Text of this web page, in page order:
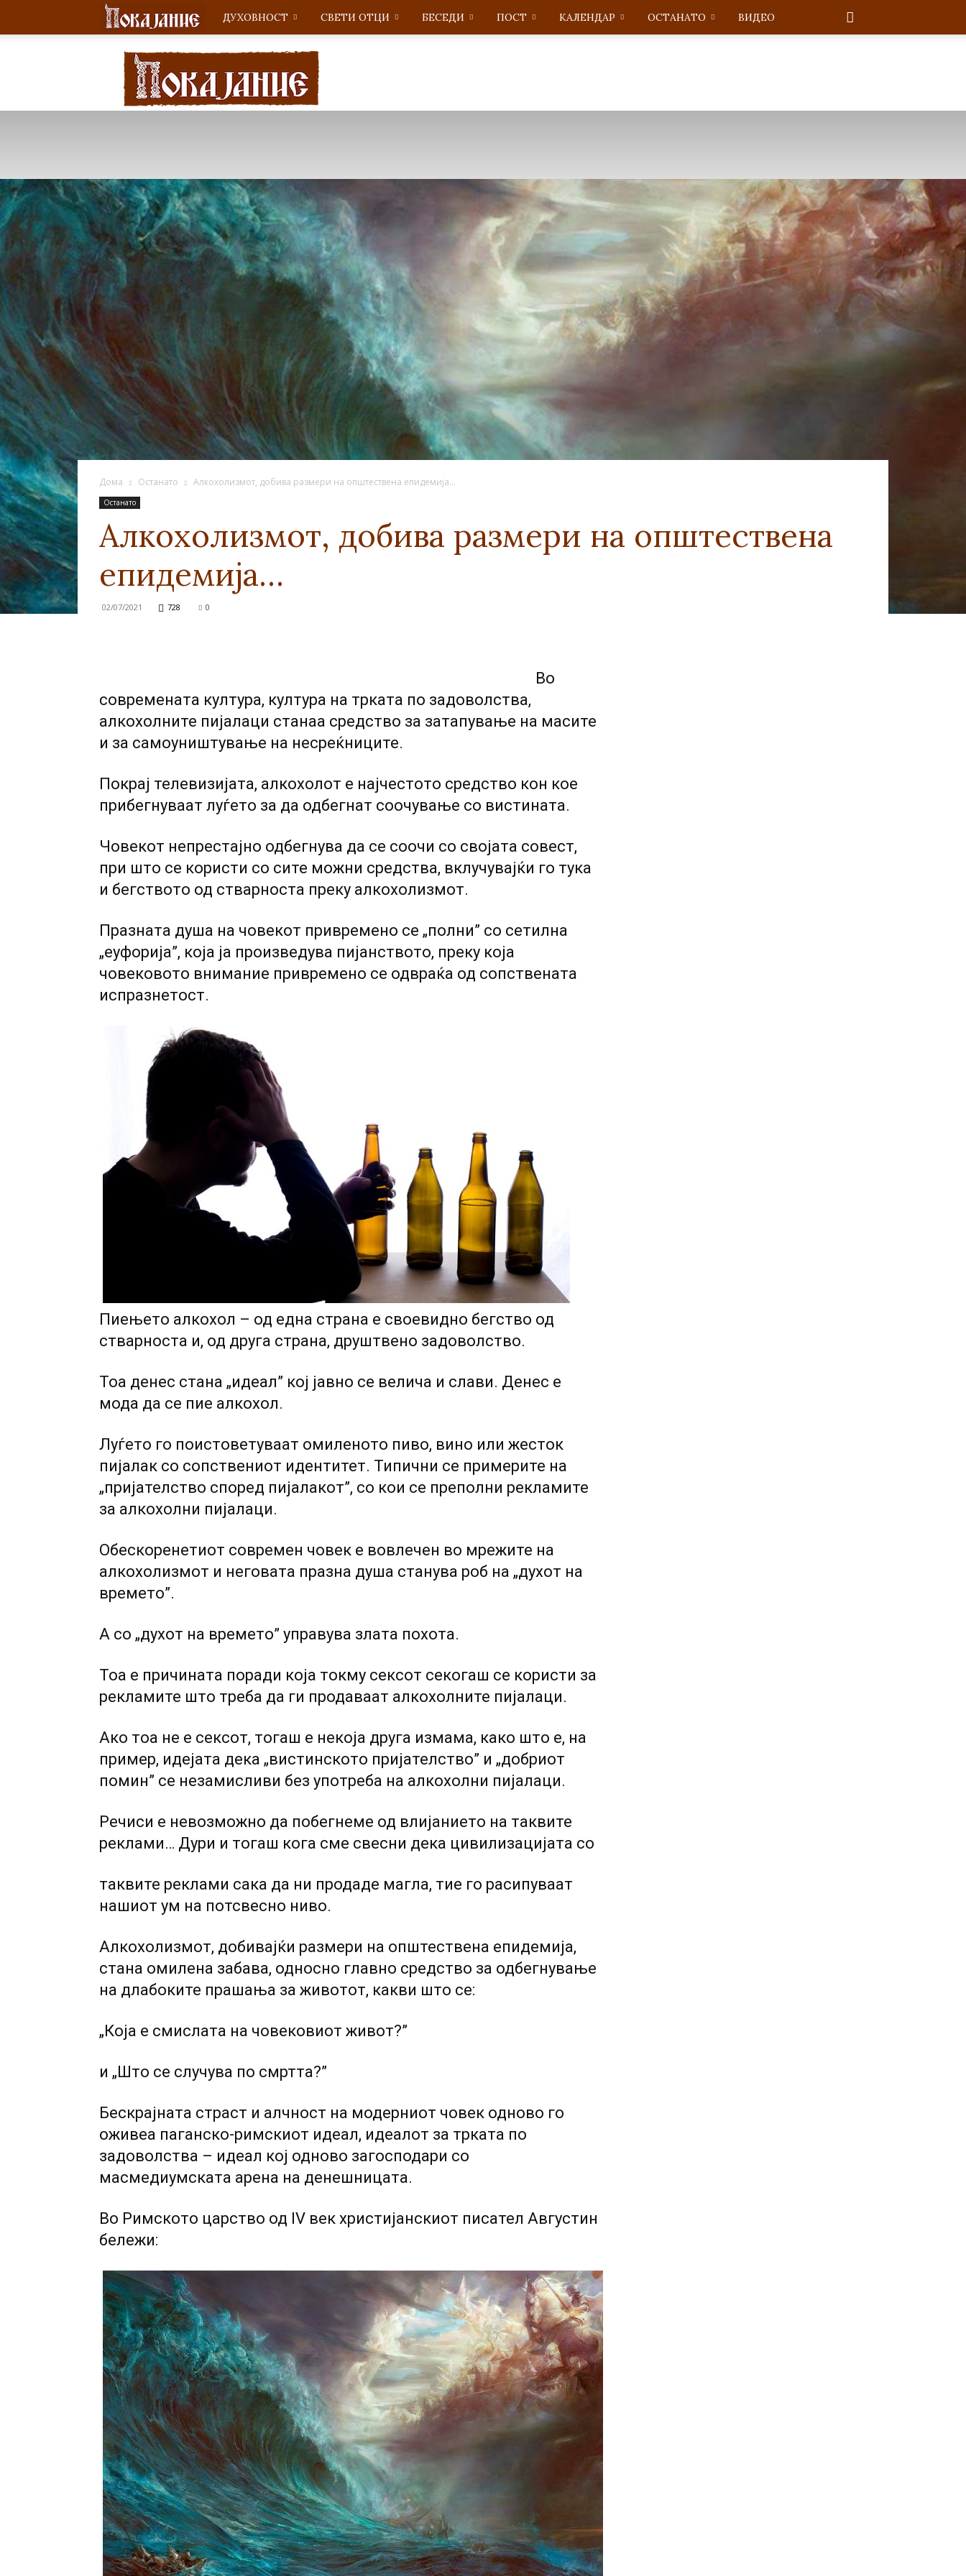
ДУХОВНОСТ СВЕТИ ОТЦИ БЕСЕДИ ПОСТ KАЛЕНДАР ОСТАНАТО ВИДЕО
Покајание
Дома Останато Алкохолизмот, добива размери на општествена епидемија…
Останато
Алкохолизмот, добива размери на општествена
епидемија…
02/07/2021 728 0
Во
современата култура, култура на трката по задоволства,
алкохолните пијалаци станаа средство за затапување на масите
и за самоуништување на несреќниците.
Покрај телевизијата, алкохолот е најчестото средство кон кое
прибегнуваат луѓето за да одбегнат соочување co вистината.
Човекот непрестајно одбегнува да се соочи co својата совест,
при што се користи co сите можни средства, вклучувајќи го тука
и бегството од стварноста преку алкохолизмот.
Празната душа на човекот привремено се „полни” co сетилна
„еуфорија”, која ја произведува пијанството, преку која
човековото внимание привремено се одвраќа од сопствената
испразнетост.
Пиењето алкохол – од една страна е своевидно бегство од
стварноста и, од друга страна, друштвено задоволство.
Тоа денес стана „идеал” кој јавно се велича и слави. Денес е
мода да се пие алкохол.
Луѓето го поистоветуваат омиленото пиво, вино или жесток
пијалак co сопствениот идентитет. Типични се примерите на
„пријателство според пијалакот”, co кои се преполни рекламите
за алкохолни пијалаци.
Обескоренетиот современ човек е вовлечен во мрежите на
алкохолизмот и неговата празна душа станува роб на „духот на
времето”.
A co „духот на времето” управува злата похота.
Тоа е причината поради коja токму сексот секогаш се користи за
рекламите што треба да ги продаваат алкохолните пијалаци.
Ако тоа не е сексот, тогаш е некоја друга измама, како што е, на
пример, идејата дека „вистинското пријателство” и „добриот
помин” се незамисливи без употреба на алкохолни пијалаци.
Речиси е невозможно да побегнеме од влијанието на таквите
реклами… Дури и тогаш кога сме свесни дека цивилизацијата co
таквите реклами сака да ни продаде магла, тие го расипуваат
нашиот ум на потсвесно ниво.
Алкохолизмот, добивајќи размери на општествена епидемија,
стана омилена забава, односно главно средство за одбегнување
на длабоките прашања за животот, какви што се:
„Која е смислата на човековиот живот?”
и „Што се случува по смртта?”
Бескрајната страст и алчност на модерниот човек одново го
оживеа паганско-римскиот идеал, идеалот за трката по
задоволства – идеал кој одново загосподари co
масмедиумската арена на денешницата.
Во Римското царство од IV век христијанскиот писател Августин
бележи: